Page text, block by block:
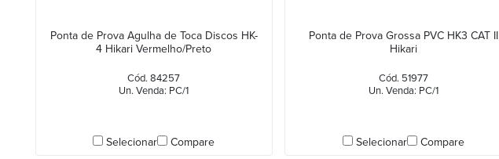
Ponta de Prova Agulha de Toca Discos HK-
4 Hikari Vermelho/Preto
Cód. 84257
Un. Venda: PC/1
Selecionar Compare
Ponta de Prova Grossa PVC HK3 CAT II
Hikari
Cód. 51977
Un. Venda: PC/1
Selecionar Compare